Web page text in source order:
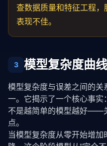
查数据质量和特征工程，
表现不佳。
3 模型复杂度曲
模型复杂度与误差之间的
一。它揭示了一个核心事
不是越简单的模型越好——
点。
当模型复杂度从零开始增